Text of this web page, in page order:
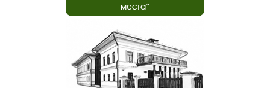
места”